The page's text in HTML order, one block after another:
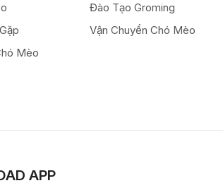
Mèo
Đào Tạo Groming
Vận Chuyển Chó Mèo
APP